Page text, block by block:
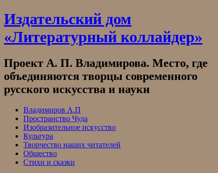
Skip
to
content
Издательский дом
«Литературный коллайдер»
Проект А. П. Владимирова. Место, где
объединяются творцы современного
русского искусства и науки
Владимиров А.П
Пространство Чуда
Изобразительное искусство
Культура
Творчество наших читателей
Общество
Стихи и сказки